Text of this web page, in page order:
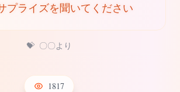
プライズを聞いてください
💝 〇〇より
1817